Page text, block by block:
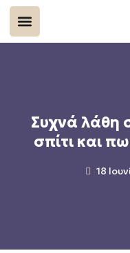
Συχνά λάθη
σπίτι και
18